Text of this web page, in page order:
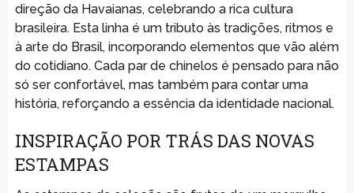
direção da Havaianas, celebrando a rica cultura
brasileira. Esta linha é um tributo às tradições, ritmos e
à arte do Brasil, incorporando elementos que vão além
do cotidiano. Cada par de chinelos é pensado para não
só ser confortável, mas também para contar uma
história, reforçando a essência da identidade nacional.
INSPIRAÇÃO POR TRÁS DAS NOVAS
ESTAMPAS